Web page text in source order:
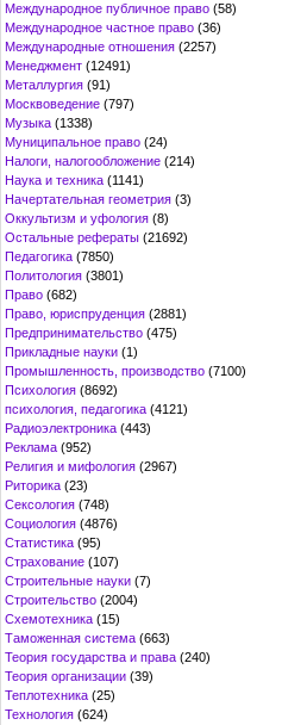
Международное публичное право (58)
Международное частное право (36)
Международные отношения (2257)
Менеджмент (12491)
Металлургия (91)
Москвоведение (797)
Музыка (1338)
Муниципальное право (24)
Налоги, налогообложение (214)
Наука и техника (1141)
Начертательная геометрия (3)
Оккультизм и уфология (8)
Остальные рефераты (21692)
Педагогика (7850)
Политология (3801)
Право (682)
Право, юриспруденция (2881)
Предпринимательство (475)
Прикладные науки (1)
Промышленность, производство (7100)
Психология (8692)
психология, педагогика (4121)
Радиоэлектроника (443)
Реклама (952)
Религия и мифология (2967)
Риторика (23)
Сексология (748)
Социология (4876)
Статистика (95)
Страхование (107)
Строительные науки (7)
Строительство (2004)
Схемотехника (15)
Таможенная система (663)
Теория государства и права (240)
Теория организации (39)
Теплотехника (25)
Технология (624)